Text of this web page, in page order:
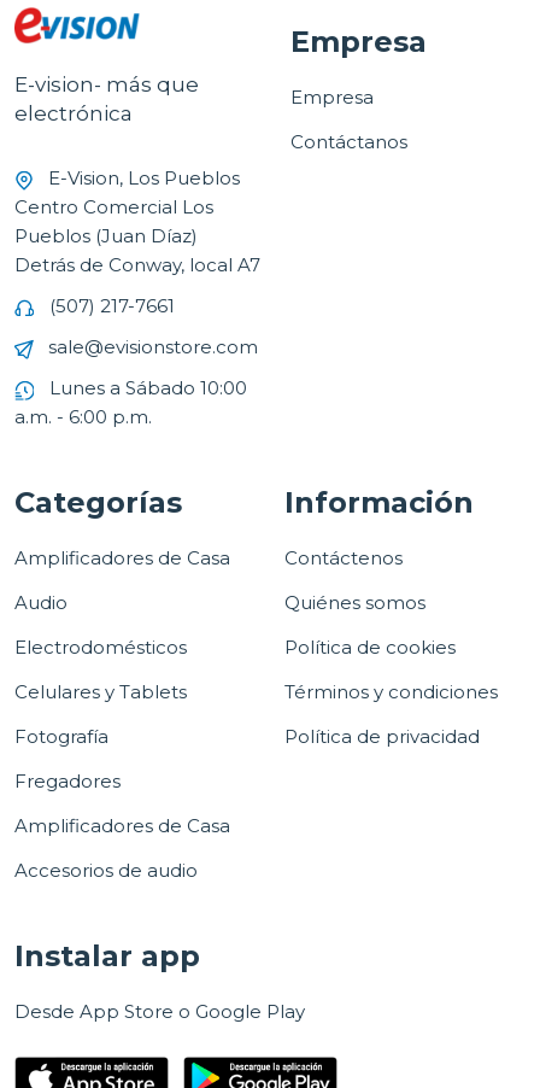
E-vision- más que
electrónica
E-Vision, Los Pueblos
Centro Comercial Los
Pueblos (Juan Díaz)
Detrás de Conway, local A7
(507) 217-7661
sale@evisionstore.com
Lunes a Sábado 10:00
a.m. - 6:00 p.m.
Empresa
Empresa
Contáctanos
Categorías
Amplificadores de Casa
Audio
Electrodomésticos
Celulares y Tablets
Fotografía
Fregadores
Amplificadores de Casa
Accesorios de audio
Información
Contáctenos
Quiénes somos
Política de cookies
Términos y condiciones
Política de privacidad
Instalar app
Desde App Store o Google Play